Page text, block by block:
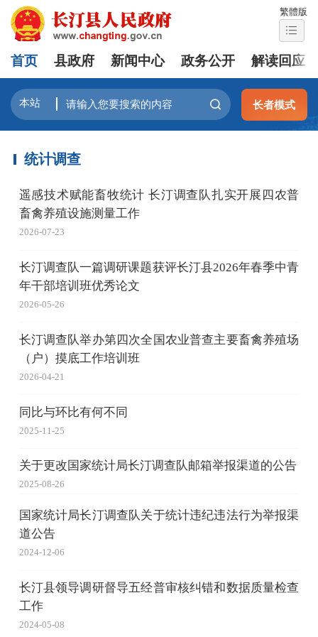
繁體版
首页 县政府 新闻中心 政务公开 解读回应
长者模式
统计调查
遥感技术赋能畜牧统计 长汀调查队扎实开展四农普
畜禽养殖设施测量工作
2026-07-23
长汀调查队一篇调研课题获评长汀县2026年春季中青
年干部培训班优秀论文
2026-05-26
长汀调查队举办第四次全国农业普查主要畜禽养殖场
（户）摸底工作培训班
2026-04-21
同比与环比有何不同
2025-11-25
关于更改国家统计局长汀调查队邮箱举报渠道的公告
2025-08-26
国家统计局长汀调查队关于统计违纪违法行为举报渠
道公告
2024-12-06
长汀县领导调研督导五经普审核纠错和数据质量检查
工作
2024-05-08